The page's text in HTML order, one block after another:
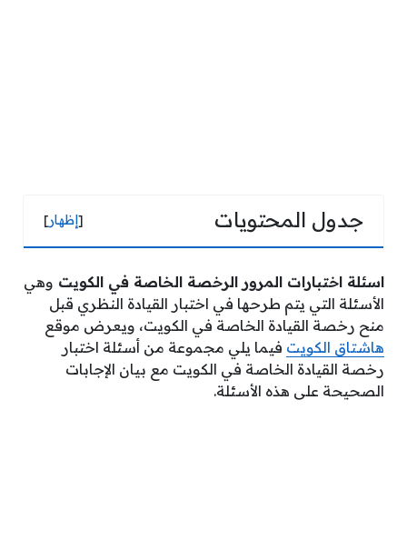
جدول المحتويات [إظهار]
اسئلة اختبارات المرور الرخصة الخاصة في الكويت وهي
الأسئلة التي يتم طرحها في اختبار القيادة النظري قبل
منح رخصة القيادة الخاصة في الكويت، ويعرض موقع
هاشتاق الكويت فيما يلي مجموعة من أسئلة اختبار
رخصة القيادة الخاصة في الكويت مع بيان الإجابات
الصحيحة على هذه الأسئلة.